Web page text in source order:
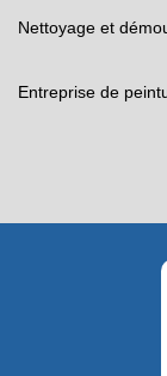
Nettoyage et
Entreprise de